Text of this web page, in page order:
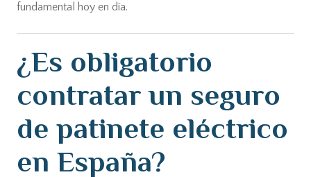
fundamental hoy en día.
¿Es obligatorio
contratar un seguro
de patinete eléctrico
en España?